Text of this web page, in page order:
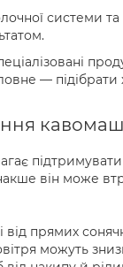
системи
— підібрати
підтримувати
він може
прямих
можуть